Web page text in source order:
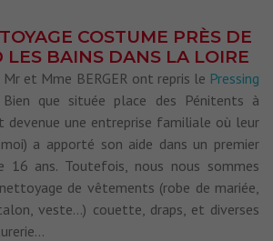
COSTUME PRÈS DE
LES BAINS DANS LA LOIRE
et Mme BERGER ont repris le Pressing
que située place des Pénitents à
devenue une entreprise familiale où leur
a apporté son aide dans un premier
16 ans. Toutefois, nous nous sommes
de vêtements (robe de mariée,
veste…) couette, draps, et diverses